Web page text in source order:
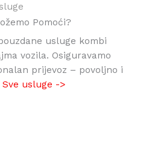
Pomoći?
usluge kombi
vozila. Osiguravamo
prijevoz – povoljno i
Sve usluge ->